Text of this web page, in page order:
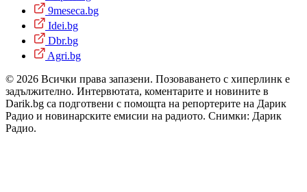
9meseca.bg
Idei.bg
Dbr.bg
Agri.bg
© 2026 Всички права запазени. Позоваването с хиперлинк е
задължително. Интервютата, коментарите и новините в
Darik.bg са подготвени с помощта на репортерите на Дарик
Радио и новинарските емисии на радиото. Снимки: Дарик
Радио.